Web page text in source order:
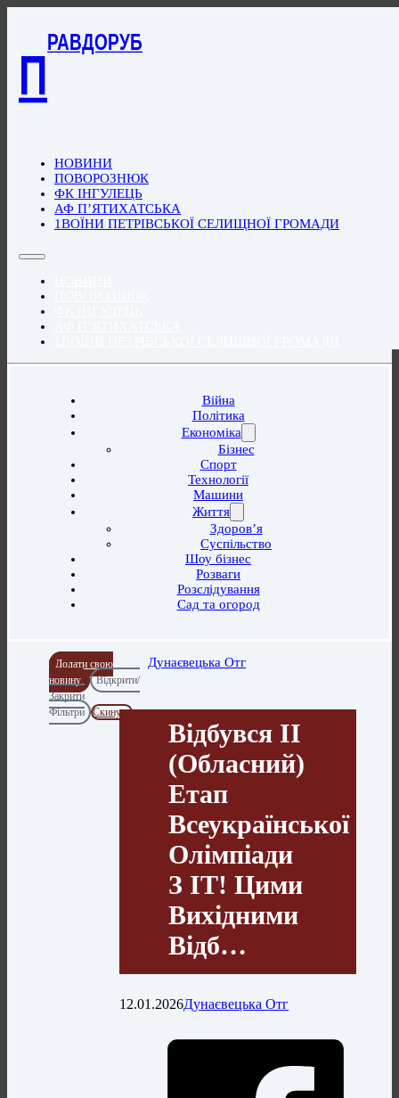
П
РАВДОРУБ
НОВИНИ
ПОВОРОЗНЮК
ФК ІНГУЛЕЦЬ
АФ П’ЯТИХАТСЬКА
1ВОЇНИ ПЕТРІВСЬКОЇ СЕЛИЩНОЇ ГРОМАДИ
Війна
Політика
Економіка
Бізнес
Спорт
Технології
Машини
Життя
Здоров’я
Суспільство
Шоу бізнес
Розваги
Розслідування
Сад та огород
Додати свою
новину
Відкрити/
Закрити
Фільтри
Скинути
Дунаєвецька Отг
Відбувся ІІ
(обласний)
Етап
Всеукраїнської
Олімпіади
З ІТ! Цими
Вихідними
Відб…
12.01.2026Дунаєвецька Отг